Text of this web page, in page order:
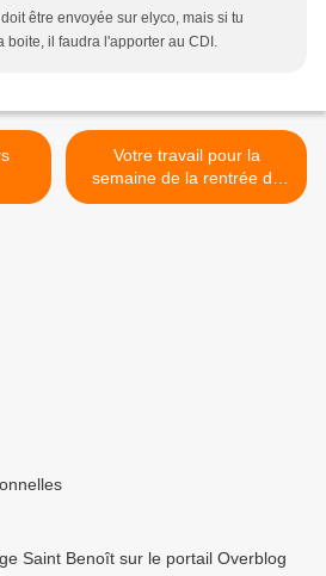
être envoyée sur elyco, mais si tu
boite, il faudra l'apporter au CDI.
Votre travail pour la
semaine de la rentrée de
janvier 2018 >
Saint Benoît sur le portail Overblog